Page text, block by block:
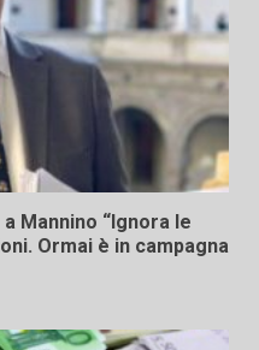
Mannino “Ignora le
Ormai è in campagna